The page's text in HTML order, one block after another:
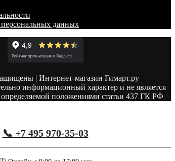
персональных данных
| Интернет-магазин Гимарт.ру
информационный характер и не является
положениями статьи 437 ГК РФ
📞 +7 495 970-35-03